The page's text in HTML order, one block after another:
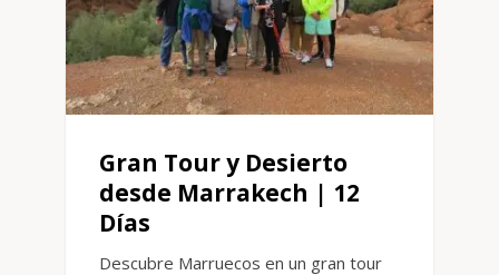
Gran Tour y Desierto
desde Marrakech | 12
Días
Descubre Marruecos en un gran tour